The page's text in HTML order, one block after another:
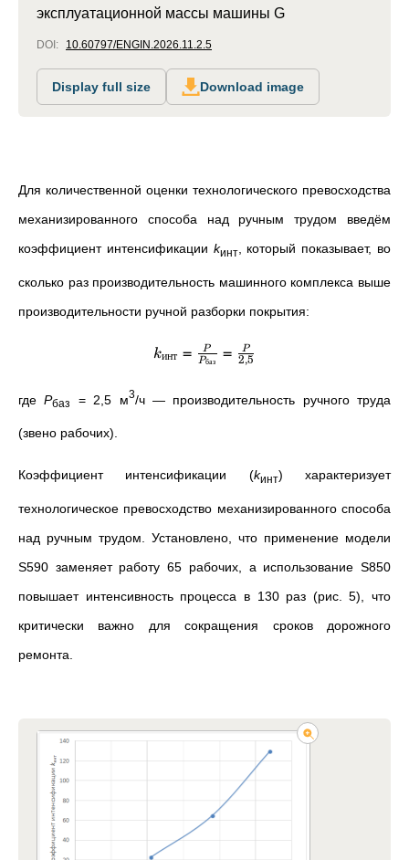
эксплуатационной массы машины G
DOI: 10.60797/ENGIN.2026.11.2.5
Display full size Download image
Для количественной оценки технологического превосходства
механизированного способа над ручным трудом введём
коэффициент интенсификации kинт, который показывает, во
сколько раз производительность машинного комплекса выше
производительности ручной разборки покрытия:
kинт = Pбаз
P = 2,5
P
гдеPбаз = 2,5 м3/ч —производительность ручного труда
(звено рабочих).
Коэффициент интенсификации (kинт) характеризует
технологическое превосходство механизированного способа
над ручным трудом. Установлено, что применение модели
S590 заменяет работу 65 рабочих, а использование S850
повышает интенсивность процесса в 130 раз (рис. 5), что
критически важно для сокращения сроков дорожного
ремонта.